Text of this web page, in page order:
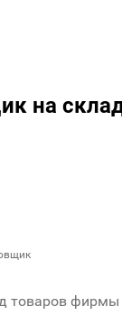
на
товаров фирмы